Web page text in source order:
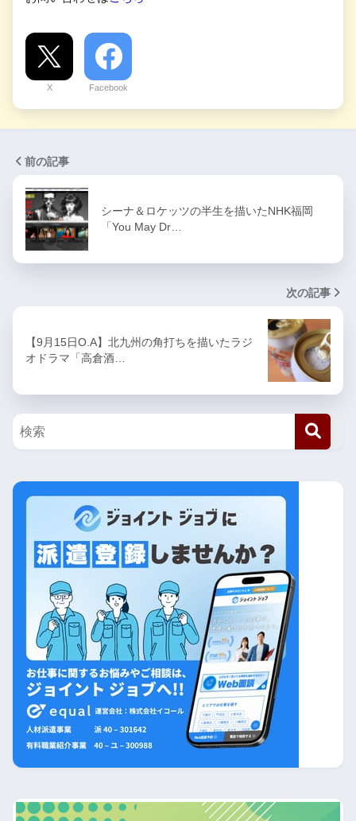
X Facebook
前の記事
シーナ＆ロケッツの半生を描いたNHK福岡
「You May Dr…
次の記事
【9月15日O.A】北九州の角打ちを描いたラジ
オドラマ「高倉酒…